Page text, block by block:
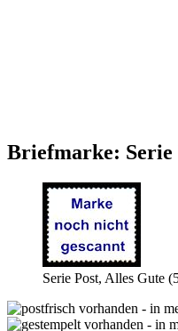
Briefmarke: Serie
Serie Post, Alles Gute